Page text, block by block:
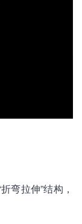
弯拉伸”结构，